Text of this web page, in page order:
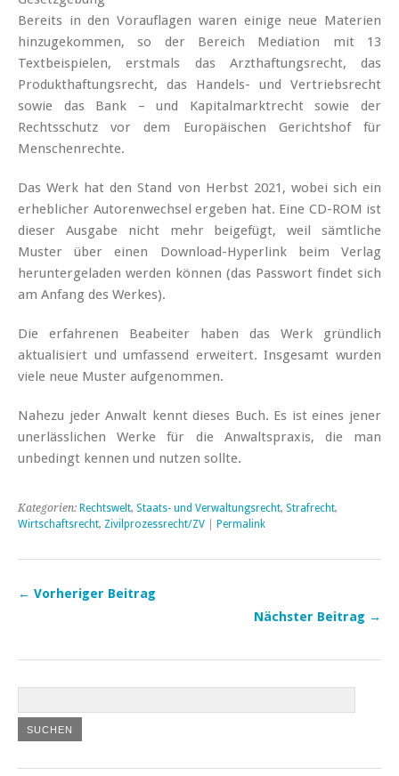
Bereits in den Vorauflagen waren einige neue Materien
hinzugekommen, so der Bereich Mediation mit 13
Textbeispielen, erstmals das Arzthaftungsrecht, das
Produkthaftungsrecht, das Handels- und Vertriebsrecht
sowie das Bank – und Kapitalmarktrecht sowie der
Rechtsschutz vor dem Europäischen Gerichtshof für
Menschenrechte.
Das Werk hat den Stand von Herbst 2021, wobei sich ein
erheblicher Autorenwechsel ergeben hat. Eine CD-ROM ist
dieser Ausgabe nicht mehr beigefügt, weil sämtliche
Muster über einen Download-Hyperlink beim Verlag
heruntergeladen werden können (das Passwort findet sich
am Anfang des Werkes).
Die erfahrenen Beabeiter haben das Werk gründlich
aktualisiert und umfassend erweitert. Insgesamt wurden
viele neue Muster aufgenommen.
Nahezu jeder Anwalt kennt dieses Buch. Es ist eines jener
unerlässlichen Werke für die Anwaltspraxis, die man
unbedingt kennen und nutzen sollte.
Kategorien: Rechtswelt, Staats- und Verwaltungsrecht, Strafrecht,
Wirtschaftsrecht, Zivilprozessrecht/ZV Permalink
← Vorheriger Beitrag
Nächster Beitrag →